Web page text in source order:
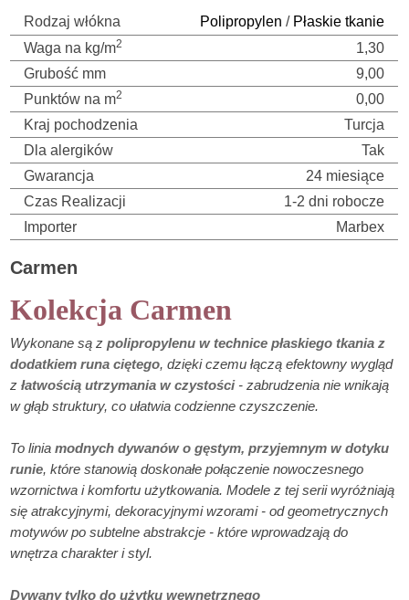
Rodzaj włókna Polipropylen / Płaskie tkanie
Waga na kg/m2
1,30
Grubość mm
9,00
Punktów na m2
0,00
Kraj pochodzenia
Turcja
Dla alergików
Tak
Gwarancja
24 miesiące
Czas Realizacji
1-2 dni robocze
Importer
Marbex
Carmen
Kolekcja Carmen
Wykonane są z polipropylenu w technice płaskiego tkania z
dodatkiem runa ciętego, dzięki czemu łączą efektowny wygląd
złatwością utrzymania w czystości - zabrudzenia nie wnikają
w głąb struktury, co ułatwia codzienne czyszczenie.
To liniamodnych dywanów o gęstym, przyjemnym w dotyku
runie, które stanowią doskonałe połączenie nowoczesnego
wzornictwa i komfortu użytkowania. Modele z tej serii wyróżniają
się atrakcyjnymi, dekoracyjnymi wzorami - od geometrycznych
motywów po subtelne abstrakcje - które wprowadzają do
wnętrza charakter i styl.
Dywany tylko do użytku wewnętrznego